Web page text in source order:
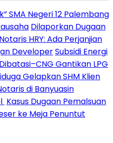
SMA Negeri 12 Palembang
Dilaporkan Dugaan
HRY: Ada Perjanjian
DeveloperSubsidi Energi
Gantikan LPG
Gelapkan SHM Klien
di Banyuasin
Kasus Dugaan Pemalsuan
ke Meja Penuntut